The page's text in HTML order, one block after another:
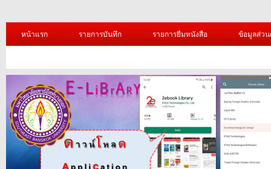
หน้าแรก รายการบันทึก รายการยืมหนังสือ ข้อมูลส่ว